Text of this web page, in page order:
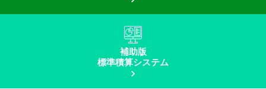
補助版
標準積算システム